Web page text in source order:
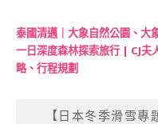
泰國清邁｜大象自然公園、
一日深度森林探索旅行 | CJ
略、行程規劃
【日本冬季滑雪